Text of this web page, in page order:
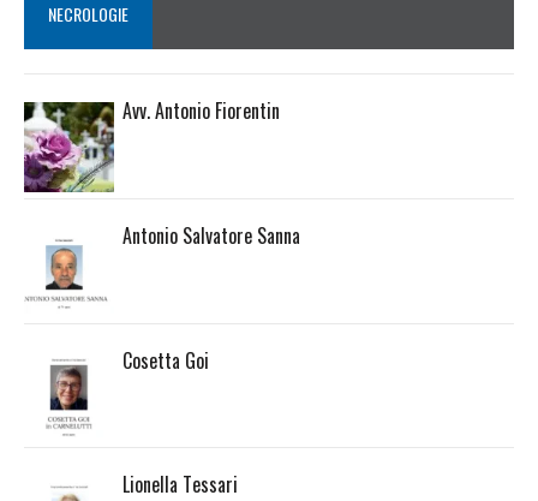
NECROLOGIE
Avv. Antonio Fiorentin
Antonio Salvatore Sanna
Cosetta Goi
Lionella Tessari